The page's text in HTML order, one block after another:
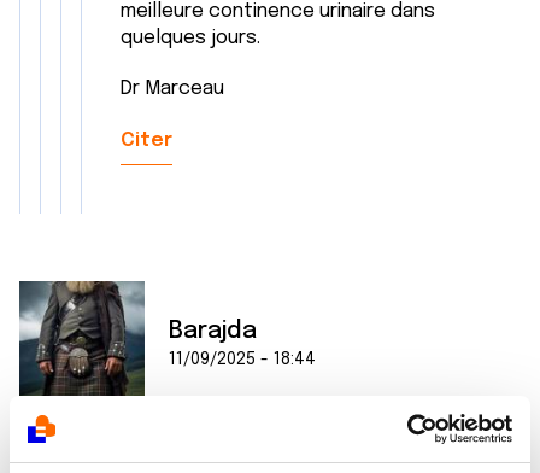
meilleure continence urinaire dans
quelques jours.
Dr Marceau
Citer
Barajda
11/09/2025 - 18:44
Bonjour Greg,